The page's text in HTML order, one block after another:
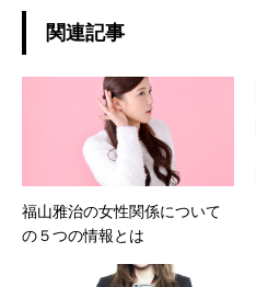
関連記事
福山雅治の女性関係について
の５つの情報とは